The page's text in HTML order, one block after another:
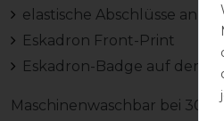
elastische Abschlüsse an
Eskadron Front-Print
Eskadron-Badge auf dem
Maschinenwaschbar bei 30